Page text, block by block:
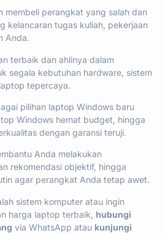
membeli perangkat yang salah dan
kelancaran tugas kuliah, pekerjaan
Anda.
terbaik dan ahlinya dalam
segala kebutuhan hardware, sistem
tepercaya.
pilihan laptop Windows baru
Windows hemat budget, hingga
dengan garansi teruji.
Anda melakukan
rekomendasi objektif, hingga
agar perangkat Anda tetap awet.
sistem komputer atau ingin
harga laptop terbaik, hubungi
via WhatsApp atau kunjungi